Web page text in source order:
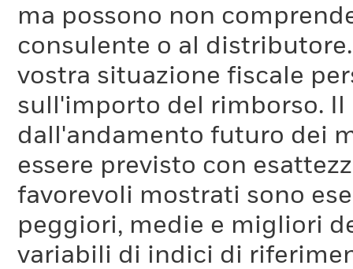
ma possono non
consulente o al
vostra situazione fiscale
sull'importo del rimborso.
dall'andamento futuro dei
essere previsto con
favorevoli mostrati sono
peggiori, medie e migliori
variabili di indici di